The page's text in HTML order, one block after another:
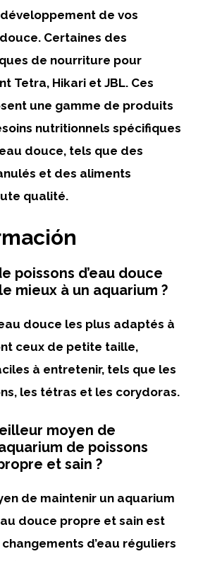
de vos
Certaines des
de nourriture pour
Tetra, Hikari et JBL. Ces
une gamme de produits
nutritionnels spécifiques
douce, tels que des
et des aliments
qualité.
poissons d’eau douce
mieux à un aquarium ?
douce les plus adaptés à
ceux de petite taille,
à entretenir, tels que les
les tétras et les corydoras.
moyen de
de poissons
et sain ?
de maintenir un aquarium
douce propre et sain est
d’eau réguliers